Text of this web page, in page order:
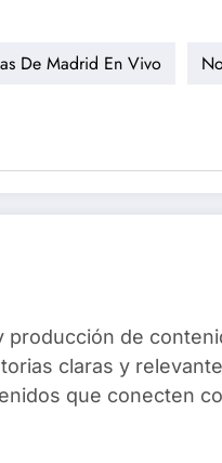
De Madrid En Vivo
de
claras y
que conecten